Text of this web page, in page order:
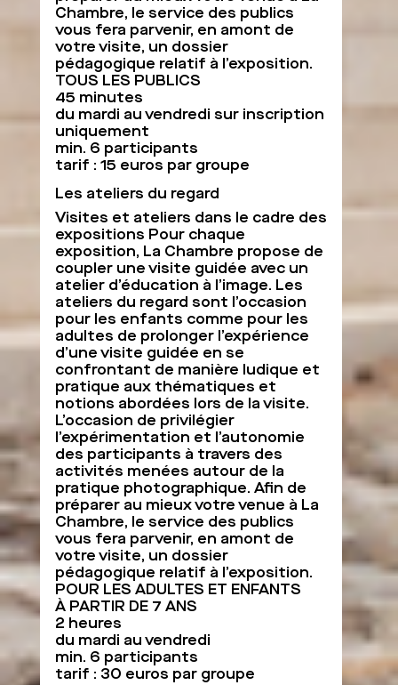
Chambre, le service des publics
vous fera parvenir, en amont de
votre visite, un dossier
pédagogique relatif à l’exposition.
TOUS LES PUBLICS
45 minutes
du mardi au vendredi sur inscription
uniquement
min. 6 participants
tarif : 15 euros par groupe
Les ateliers du regard
Visites et ateliers dans le cadre des
expositions Pour chaque
exposition, La Chambre propose de
coupler une visite guidée avec un
atelier d’éducation à l’image. Les
ateliers du regard sont l’occasion
pour les enfants comme pour les
adultes de prolonger l’expérience
d’une visite guidée en se
confrontant de manière ludique et
pratique aux thématiques et
notions abordées lors de la visite.
L’occasion de privilégier
l’expérimentation et l’autonomie
des participants à travers des
activités menées autour de la
pratique photographique. Afin de
préparer au mieux votre venue à La
Chambre, le service des publics
vous fera parvenir, en amont de
votre visite, un dossier
pédagogique relatif à l’exposition.
POUR LES ADULTES ET ENFANTS
À PARTIR DE 7 ANS
2 heures
du mardi au vendredi
min. 6 participants
tarif : 30 euros par groupe